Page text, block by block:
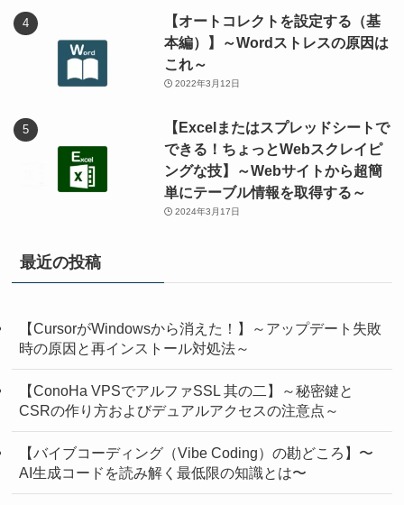
【オートコレクトを設定する（基
本編）】～Wordストレスの原因は
これ～
2022年3月12日
【Excelまたはスプレッドシートで
できる！ちょっとWebスクレイピ
ングな技】～Webサイトから超簡
単にテーブル情報を取得する～
2024年3月17日
最近の投稿
【CursorがWindowsから消えた！】～アップデート失敗
時の原因と再インストール対処法～
【ConoHa VPSでアルファSSL 其の二】～秘密鍵と
CSRの作り方およびデュアルアクセスの注意点～
【バイブコーディング（Vibe Coding）の勘どころ】〜
AI生成コードを読み解く最低限の知識とは〜